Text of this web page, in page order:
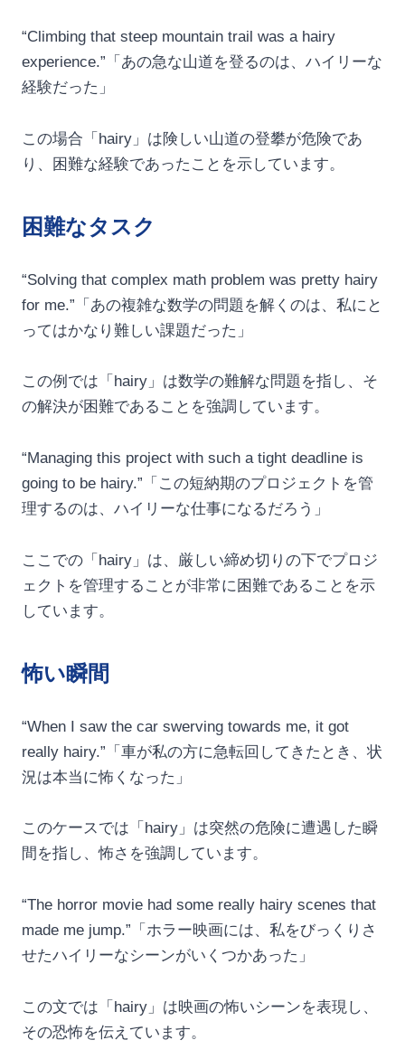
“Climbing that steep mountain trail was a hairy
experience.”「あの急な山道を登るのは、ハイリーな
経験だった」
この場合「hairy」は険しい山道の登攀が危険であ
り、困難な経験であったことを示しています。
困難なタスク
“Solving that complex math problem was pretty hairy
for me.”「あの複雑な数学の問題を解くのは、私にと
ってはかなり難しい課題だった」
この例では「hairy」は数学の難解な問題を指し、そ
の解決が困難であることを強調しています。
“Managing this project with such a tight deadline is
going to be hairy.”「この短納期のプロジェクトを管
理するのは、ハイリーな仕事になるだろう」
ここでの「hairy」は、厳しい締め切りの下でプロジ
ェクトを管理することが非常に困難であることを示
しています。
怖い瞬間
“When I saw the car swerving towards me, it got
really hairy.”「車が私の方に急転回してきたとき、状
況は本当に怖くなった」
このケースでは「hairy」は突然の危険に遭遇した瞬
間を指し、怖さを強調しています。
“The horror movie had some really hairy scenes that
made me jump.”「ホラー映画には、私をびっくりさ
せたハイリーなシーンがいくつかあった」
この文では「hairy」は映画の怖いシーンを表現し、
その恐怖を伝えています。